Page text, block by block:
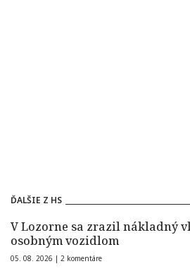
ĎALŠIE Z HS
V Lozorne sa zrazil nákladný
osobným vozidlom
05. 08. 2026 | 2 komentáre